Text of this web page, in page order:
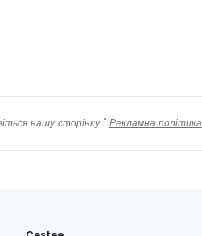
нашу сторінку " Рекламна політика